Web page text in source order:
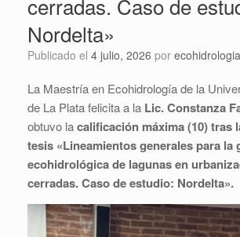
Nordelta»
Publicado el 4 julio, 2026 por ecohidrologia
La Maestría en Ecohidrología de la
de La Plata felicita a la Lic. Constanza
obtuvo lacalificación máxima (10) tras
tesis «Lineamientos generales para la
ecohidrológica de lagunas en
cerradas. Caso de estudio: Nordelta».